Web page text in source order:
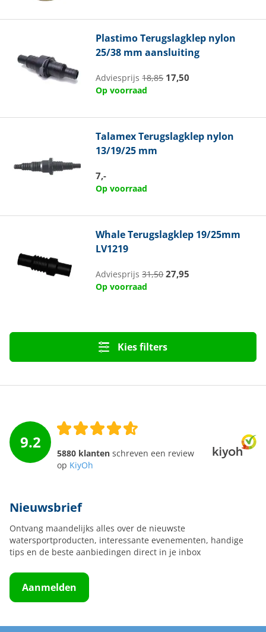
PlastimoTerugslagklep nylon
25/38 mm aansluiting
Adviesprijs18,85 17,50
Op voorraad
TalamexTerugslagklep nylon
13/19/25 mm
7,-
Op voorraad
WhaleTerugslagklep 19/25mm
LV1219
Adviesprijs31,50 27,95
Op voorraad
Kies filters
9.2
5880 klanten schreven een review
op KiyOh
Nieuwsbrief
Ontvang maandelijks alles over de nieuwste
watersportproducten, interessante evenementen, handige
tips en de beste aanbiedingen direct in je inbox
Aanmelden